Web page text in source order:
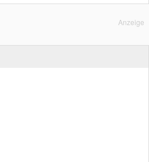
Anzeige